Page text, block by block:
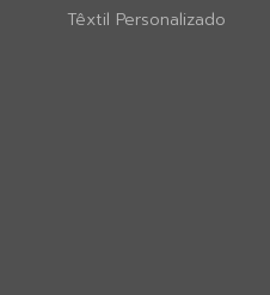
Têxtil Personalizado